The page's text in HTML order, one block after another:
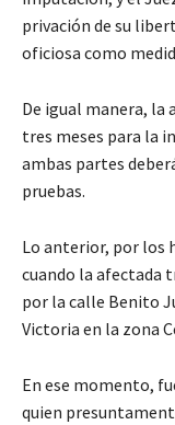
privación de su
oficiosa como
De igual manera, la
tres meses para la
ambas partes
pruebas.
Lo anterior, por los
cuando la afectada
por la calle Benito
Victoria en la zona
En ese momento,
quien